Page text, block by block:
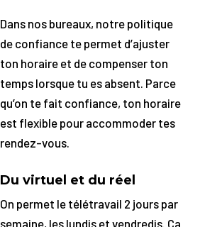
Dans nos bureaux, notre politique
de confiance te permet d’ajuster
ton horaire et de compenser ton
temps lorsque tu es absent. Parce
qu’on te fait confiance, ton horaire
est flexible pour accommoder tes
rendez-vous.
Du virtuel et du réel
On permet le télétravail 2 jours par
semaine, les lundis et vendredis. Ça